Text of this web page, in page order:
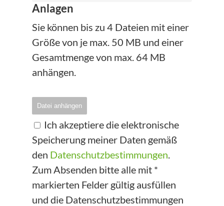
Anlagen
Sie können bis zu 4 Dateien mit einer
Größe von je max. 50 MB und einer
Gesamtmenge von max. 64 MB
anhängen.
Datei anhängen
Ich akzeptiere die elektronische
Speicherung meiner Daten gemäß
den Datenschutzbestimmungen.
Zum Absenden bitte alle mit *
markierten Felder gültig ausfüllen
und die Datenschutzbestimmungen